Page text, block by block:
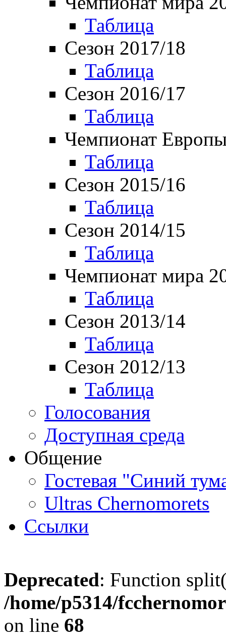
Таблица
Сезон 2017/18
Таблица
Сезон 2016/17
Таблица
Чемпионат
Таблица
Сезон 2015/16
Таблица
Сезон 2014/15
Таблица
Чемпионат мира
Таблица
Сезон 2013/14
Таблица
Сезон 2012/13
Таблица
Голосования
Доступная среда
Общение
Гостевая "Синий
Ultras Chernomorets
Ссылки
Deprecated: Function
/home/p5314/
on line 68